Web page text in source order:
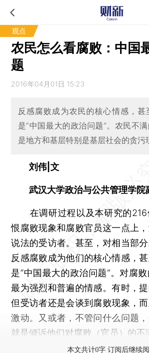
观点
农民怎么看腐败：中国
题
2016年04月01日 15:23
反感腐败成为农民的核心情感，甚
是“中国最大的政治问题”。农民不
是地方和基层特别是基层社会的贪污
刘伟|文
武汉大学政治与公共管理学院
在调研过程以及本研究的216
恨腐败现象和腐败官员这一点上
说法的受访者。甚至，对相当部
反感腐败成为他们的核心情感，
是“中国最大的政治问题”。对腐
最为强烈和普遍的情感。有时，
但受访者还是会谈到腐败现象，
激动。又或者，不管问什么问题
就是倾诉他们对腐败（官员）的不
本文共计0字 订阅后继续